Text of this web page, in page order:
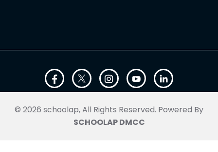
© 2026 schoolap, All Rights Reserved. Powered By
SCHOOLAP DMCC